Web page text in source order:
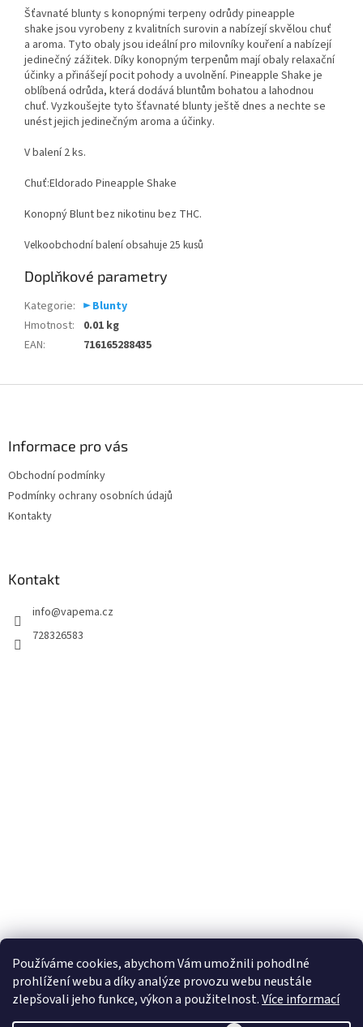
Používáme cookies, abychom Vám umožnili pohodlné
prohlížení webu a díky analýze provozu webu neustále
zlepšovali jeho funkce, výkon a použitelnost.Více informací
Šťavnaté blunty s konopnými terpeny odrůdy pineapple
shake jsou vyrobeny z kvalitních surovin a nabízejí skvělou chuť
a aroma. Tyto obaly jsou ideální pro milovníky kouření a nabízejí
jedinečný zážitek. Díky konopným terpenům mají obaly relaxační
účinky a přinášejí pocit pohody a uvolnění. Pineapple Shake je
oblíbená odrůda, která dodává bluntům bohatou a lahodnou
chuť. Vyzkoušejte tyto šťavnaté blunty ještě dnes a nechte se
unést jejich jedinečným aroma a účinky.
V balení 2 ks.
Chuť:Eldorado Pineapple Shake
Konopný Blunt bez nikotinu bez THC.
Velkoobchodní balení obsahuje 25 kusů
Doplňkové parametry
Kategorie: ► Blunty
Hmotnost:
0.01 kg
EAN: 716165288435
Informace pro vás
Obchodní podmínky
Podmínky ochrany osobních údajů
Kontakty
Kontakt
info@vapema.cz
728326583